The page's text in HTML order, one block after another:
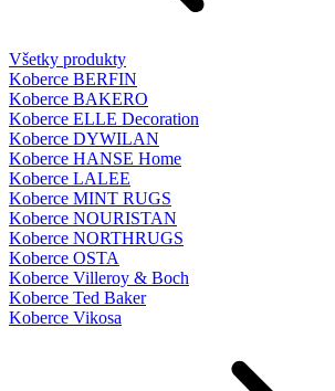
Všetky produkty
Koberce BERFIN
Koberce BAKERO
Koberce ELLE Decoration
Koberce DYWILAN
Koberce HANSE Home
Koberce LALEE
Koberce MINT RUGS
Koberce NOURISTAN
Koberce NORTHRUGS
Koberce OSTA
Koberce Villeroy & Boch
Koberce Ted Baker
Koberce Vikosa